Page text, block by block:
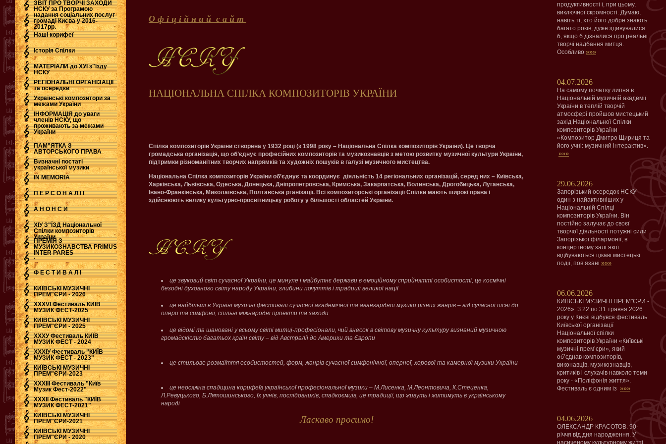
ЗВІТ ПРО ТВОРЧІ ЗАХОДИ
НСКУ за Програмою
надання соціальних послуг
громаді Києва у 2016-
2017рр.
.
Наші корифеї
Історія Спілки
МАТЕРІАЛИ до ХУІ з"їзду
НСКУ
РЕГІОНАЛЬНІ ОРГАНІЗАЦІЇ
та осередки
Українські композитори за
межами України
ІНФОРМАЦІЯ до уваги
членів НСКУ, що
проживають за межами
України
ПАМ"ЯТКА З
АВТОРСЬКОГО ПРАВА
Визначні постаті
української музики
IN MEMORIA
П Е Р С О Н А Л І Ї
А Н О Н С И
ХІУ З"ЇЗД Національної
Спілки композиторів
України
ПРЕМІЯ З
МУЗИКОЗНАВСТВА PRIMUS
INTER PARES
.
Ф Е С Т И В А Л І
КИЇВСЬКІ МУЗИЧНІ
ПРЕМ"ЄРИ - 2026
ХХХVI Фестиваль КИЇВ
МУЗИК ФЕСТ-2025
КИЇВСЬКІ МУЗИЧНІ
ПРЕМ"ЄРИ - 2025
ХХХУ Фестиваль КИЇВ
МУЗИК ФЕСТ - 2024
ХХХІУ Фестиваль "КИЇВ
МУЗИК ФЕСТ - 2023"
КИЇВСЬКІ МУЗИЧНІ
ПРЕМ"ЄРИ-2023
ХХХІІІ Фестиваль "Київ
Музик Фест-2022"
ХХХІІ Фестиваль "КИЇВ
МУЗИК ФЕСТ-2021"
КИЇВСЬКІ МУЗИЧНІ
ПРЕМ"ЄРИ-2021
КИЇВСЬКІ МУЗИЧНІ
ПРЕМ"ЄРИ - 2020
продуктивності і, при цьому,
виключної скромності. Думаю,
навіть ті, хто його добре знають
багато років, дуже здивувалися
б, якщо б дізналися про реальні
творчі надбання митця.
Особливо »»»
04.07.2026
На самому початку липня в
Національній музичній академії
України в теплій творчій
атмосфері пройшов мистецький
захід Національної Спілки
композиторів України
«Композитор Дмитро Щириця та
його учні: музичний інтерактив».
»»»
29.06.2026
Запорізький осередок НСКУ –
один з найактивніших у
Національній Спілці
композиторів України. Він
постійно залучає до своєї
творчої діяльності потужні сили
Запорізької філармонії, в
концертному залі якої
відбуваються цікаві мистецькі
події, пов’язані »»»
06.06.2026
КИЇВСЬКІ МУЗИЧНІ ПРЕМ"ЄРИ -
2026». З 22 по 31 травня 2026
року у Києві відбувся фестиваль
Київської організації
Національної спілки
композиторів України «Київські
музичні прем’єри», який
об’єднав композиторів,
виконавців, музикознавців,
критиків і слухачів навколо теми
року - «Поліфонія життя».
Фестиваль є одним із »»»
04.06.2026
ОЛЕКСАНДР КРАСОТОВ. 90-
річчя від дня народження. У
насиченому культурному житті
О ф і ц і й н и й с а й т
НАЦІОНАЛЬНА СПІЛКА КОМПОЗИТОРІВ УКРАЇНИ
Спілка композиторів України створена у 1932 році (з 1998 року – Національна Спілка композиторів України). Це творча
громадська організація, що об’єднує професійних композиторів та музикознавців з метою розвитку музичної культури України,
підтримки різноманітних творчих напрямків та художніх пошуків в галузі музичного мистецтва.
Національна Спілка композиторів України об’єднує та координує діяльність 14 регіональних організацій, серед них – Київська,
Харківська, Львівська, Одеська, Донецька, Дніпропетровська, Кримська, Закарпатська, Волинська, Дрогобицька, Луганська,
Івано-Франківська, Миколаївська, Полтавська рганізації. Всі композиторські організації Спілки мають широкі права і
здійснюють велику культурно-просвітницьку роботу у більшості областей України.
це звуковий світ сучасної України, це минуле і майбутнє держави в емоційному сприйнятті особистості, це космічні
безодні духовного світу народу України, глибини почуттів і традиції великої нації
це найбільші в Україні музичні фестивалі сучасної академічної та авангардної музики різних жанрів – від сучасної пісні до
опери та симфоніі, спільні міжнародні проекти та заходи
це відомі та шановані у всьому світі митці-професіонали, чий внесок в світову музичну культуру визнаний музичною
громадскістю багатьох країн світу – від Австраліі до Америки та Європи
це стильове розмаїття особистостей, форм, жанрів сучасної симфонічної, оперної, хорової та камерної музики України
це неосяжна спадщина корифеїв української професіональної музики – М.Лисенка, М.Леонтовича, К.Стеценка,
Л.Ревуцького, Б.Лятошинського, їх учнів, послідовників, спадкоємців, це традиції, що живуть і житимуть в українському
народі
Ласкаво просимо!